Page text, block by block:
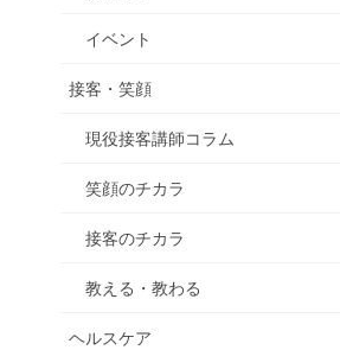
イベント
接客・笑顔
現役接客講師コラム
笑顔のチカラ
接客のチカラ
教える・教わる
ヘルスケア